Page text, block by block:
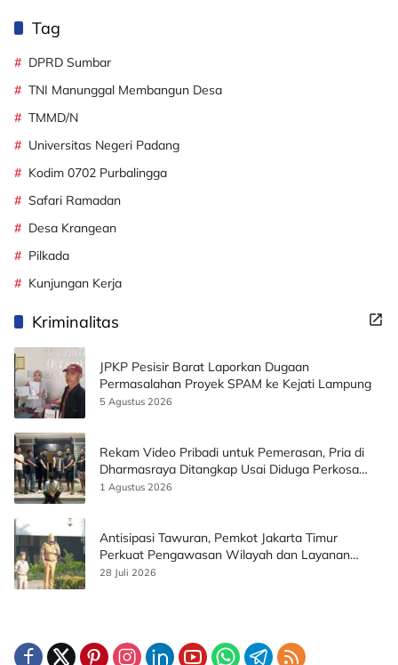
Tag
DPRD Sumbar
TNI Manunggal Membangun Desa
TMMD/N
Universitas Negeri Padang
Kodim 0702 Purbalingga
Safari Ramadan
Desa Krangean
Pilkada
Kunjungan Kerja
Kriminalitas
JPKP Pesisir Barat Laporkan Dugaan
Permasalahan Proyek SPAM ke Kejati Lampung
5 Agustus 2026
Rekam Video Pribadi untuk Pemerasan, Pria di
Dharmasraya Ditangkap Usai Diduga Perkosa
Korban
1 Agustus 2026
Antisipasi Tawuran, Pemkot Jakarta Timur
Perkuat Pengawasan Wilayah dan Layanan
Publik
28 Juli 2026